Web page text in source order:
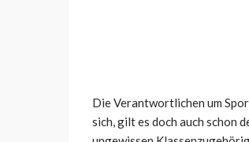
Die Verantwortlichen um
sich, gilt es doch auch schon